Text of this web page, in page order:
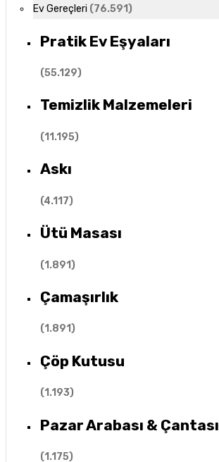
Ev Gereçleri (76.591)
Pratik Ev Eşyaları
(55.129)
Temizlik Malzemeleri
(11.195)
Askı
(4.117)
Ütü Masası
(1.891)
Çamaşırlık
(1.891)
Çöp Kutusu
(1.193)
Pazar Arabası & Çantası
(1.175)